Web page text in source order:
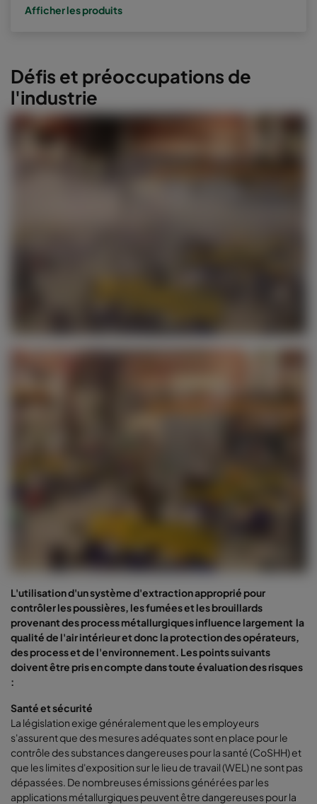
Afficher les produits
Défis et préoccupations de
l'industrie
L'utilisation d'un système d'extraction approprié pour
contrôler les poussières, les fumées et les brouillards
provenant des process métallurgiques influence largement la
qualité de l'air intérieur et donc la protection des opérateurs,
des process et de l'environnement. Les points suivants
doivent être pris en compte dans toute évaluation des risques
:
Santé et sécurité
La législation exige généralement que les employeurs
s'assurent que des mesures adéquates sont en place pour le
contrôle des substances dangereuses pour la santé (CoSHH) et
que les limites d'exposition sur le lieu de travail (WEL) ne sont pas
dépassées. De nombreuses émissions générées par les
applications métallurgiques peuvent être dangereuses pour la